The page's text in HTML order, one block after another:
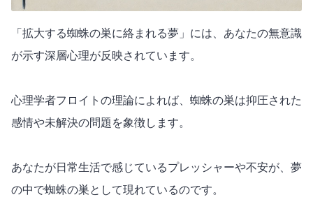
「拡大する蜘蛛の巣に絡まれる夢」には、あなたの無意識
が示す深層心理が反映されています。
心理学者フロイトの理論によれば、蜘蛛の巣は抑圧された
感情や未解決の問題を象徴します。
あなたが日常生活で感じているプレッシャーや不安が、夢
の中で蜘蛛の巣として現れているのです。